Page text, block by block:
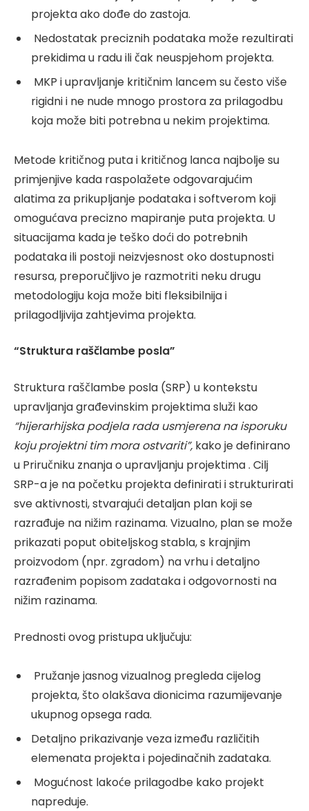
projekta ako dođe do zastoja.
Nedostatak preciznih podataka može rezultirati
prekidima u radu ili čak neuspjehom projekta.
MKP i upravljanje kritičnim lancem su često više
rigidni i ne nude mnogo prostora za prilagodbu
koja može biti potrebna u nekim projektima.
Metode kritičnog puta i kritičnog lanca najbolje su
primjenjive kada raspolažete odgovarajućim
alatima za prikupljanje podataka i softverom koji
omogućava precizno mapiranje puta projekta. U
situacijama kada je teško doći do potrebnih
podataka ili postoji neizvjesnost oko dostupnosti
resursa, preporučljivo je razmotriti neku drugu
metodologiju koja može biti fleksibilnija i
prilagodljivija zahtjevima projekta.
“Struktura raščlambe posla”
Struktura raščlambe posla (SRP) u kontekstu
upravljanja građevinskim projektima služi kao
“hijerarhijska podjela rada usmjerena na isporuku
koju projektni tim mora ostvariti”, kako je definirano
u Priručniku znanja o upravljanju projektima . Cilj
SRP-a je na početku projekta definirati i strukturirati
sve aktivnosti, stvarajući detaljan plan koji se
razrađuje na nižim razinama. Vizualno, plan se može
prikazati poput obiteljskog stabla, s krajnjim
proizvodom (npr. zgradom) na vrhu i detaljno
razrađenim popisom zadataka i odgovornosti na
nižim razinama.
Prednosti ovog pristupa uključuju:
Pružanje jasnog vizualnog pregleda cijelog
projekta, što olakšava dionicima razumijevanje
ukupnog opsega rada.
Detaljno prikazivanje veza između različitih
elemenata projekta i pojedinačnih zadataka.
Mogućnost lakoće prilagodbe kako projekt
napreduje.